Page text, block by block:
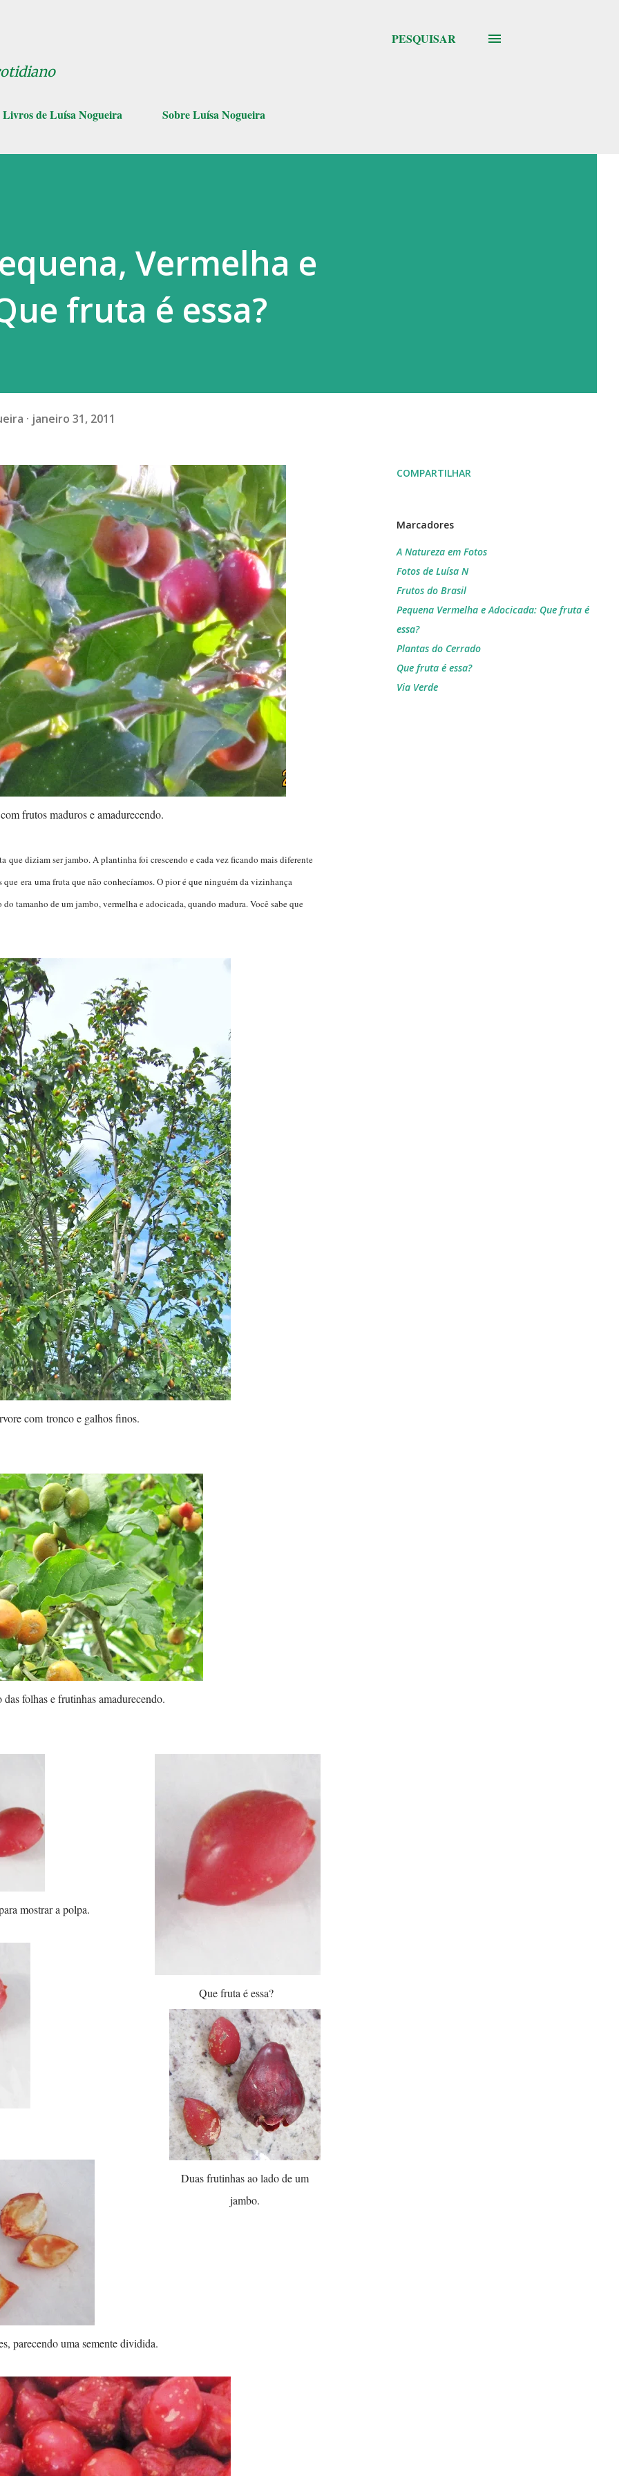
PESQUISAR
Livros de Luísa Nogueira Sobre Luísa Nogueira
Vermelha e
fruta é essa?
janeiro 31, 2011
frutos maduros e amadurecendo.
que diziam ser jambo. A plantinha foi crescendo e cada vez ficando mais diferente
era uma fruta que não conhecíamos. O pior é que ninguém da vizinhança
tamanho de um jambo, vermelha e adocicada, quando madura. Você sabe que
com tronco e galhos finos.
das folhas e frutinhas amadurecendo.
Que fruta é essa?
mostrar a polpa.
parecendo uma semente dividida.
Duas frutinhas ao lado de um
jambo.
COMPARTILHAR
Marcadores
A Natureza em Fotos
Fotos de Luísa N
Frutos do Brasil
Pequena Vermelha e Adocicada: Que fruta é
essa?
Plantas do Cerrado
Que fruta é essa?
Via Verde